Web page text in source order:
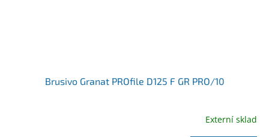
Brusivo Granat PROfile D125 F GR PRO/10
Externí sklad